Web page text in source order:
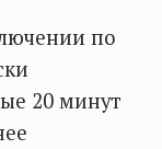
по
20 минут